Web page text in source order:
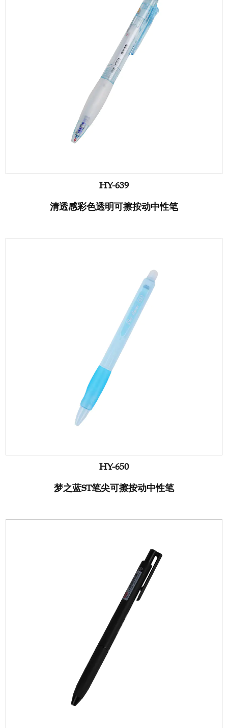
HY-639
清透感彩色透明可擦按动中性笔
HY-650
梦之蓝ST笔尖可擦按动中性笔